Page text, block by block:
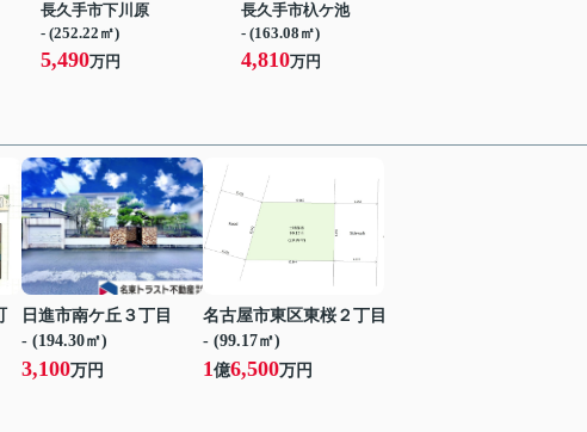
長久手市下川原
- (252.22㎡)
5,490万円
長久手市杁ケ池
- (163.08㎡)
4,810万円
日進市南ケ丘３丁目
- (194.30㎡)
3,100万円
名古屋市東区東桜２丁目
- (99.17㎡)
1億6,500万円